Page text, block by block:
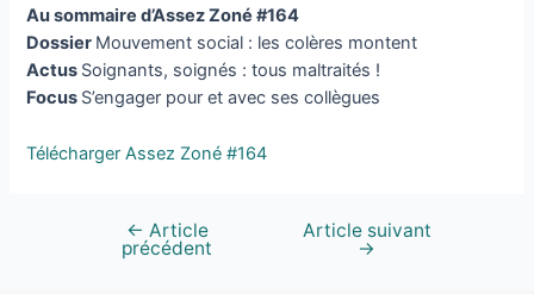
Au sommaire d’Assez Zoné #164
Dossier Mouvement social : les colères montent
Actus Soignants, soignés : tous maltraités !
Focus S’engager pour et avec ses collègues
Télécharger Assez Zoné #164
← Article
précédent
Article suivant
→